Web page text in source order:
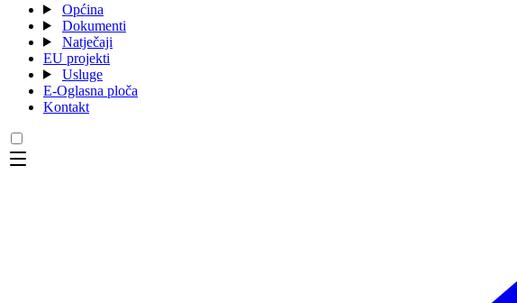
Općina
Dokumenti
Natječaji
EU projekti
Usluge
E-Oglasna ploča
Kontakt